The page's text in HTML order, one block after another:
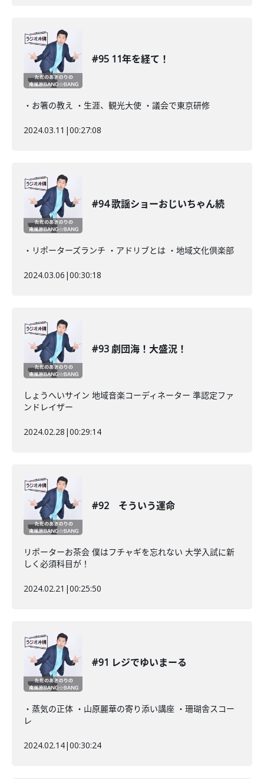
#95 11年を経て！
・お箸の教え ・生涯、観光大使 ・議会で東京研修
2024.03.11 |00:27:08
#94 歌謡ショーおじいちゃん続
・リポーターズランチ ・アドリブとは ・地域文化倶楽部
2024.03.06 |00:30:18
#93 劇団海！大盛況！
しょうへいサイン 地域音楽コーディネーター 準認定ファ
ンドレイザー
2024.02.28 |00:29:14
#92 そういう運命
リポーターお茶会 僕はフチャギを忘れない 大学入試に新
しく必須科目が！
2024.02.21 |00:25:50
#91 レジでゆいまーる
・蒸気の正体 ・山原麗華の寄り添い講座 ・珊瑚舎スコー
レ
2024.02.14|00:30:24